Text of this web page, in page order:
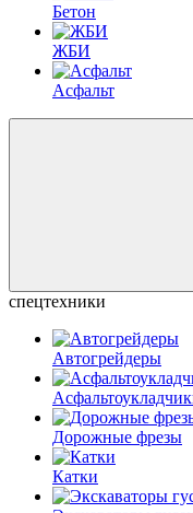
Бетон
ЖБИ
Асфальт
спецтехники
Автогрейдеры
Дорожные фрезы
Катки